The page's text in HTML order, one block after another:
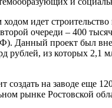
идет строительство
очереди – 400
проект был
рублей, из которых
создать на заводе еще
рынке Ростовской